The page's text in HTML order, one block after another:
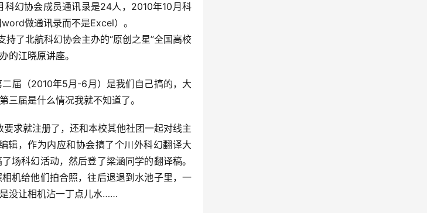
幻协会成员通讯录是24人，2010年10月科
做通讯录而不是Excel）。
了北航科幻协会主办的“原创之星”全国高校
的江晓原讲座。
届（2010年5月-6月）是我们自己搞的，大
届是什么情况我就不知道了。
求就注册了，还和本校其他社团一起对线主
辑，作为内应和协会搞了个川外科幻翻译大
场科幻活动，然后登了梁涵同学的翻译稿。
机给他们拍合照，往后退退到水池子里，一
没让相机沾一丁点儿水……